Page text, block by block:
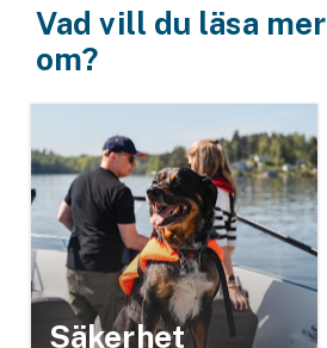
Vad vill du läsa mer
om?
Säkerhet